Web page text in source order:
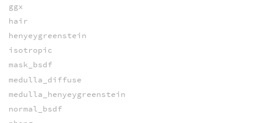
ggx
hair
henyeygreenstein
isotropic
mask_bsdf
medulla_diffuse
medulla_henyeygreenstein
normal_bsdf